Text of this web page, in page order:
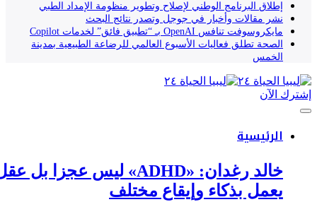
إطلاق البرنامج الوطني لإصلاح وتطوير منظومة الإمداد الطبي
نشر مقالات وأخبار في جوجل وتصدر نتائج البحث
مايكروسوفت تنافس OpenAI بـ “تطبيق فائق” لخدمات Copilot
الصحة تطلق فعاليات الأسبوع العالمي للرضاعة الطبيعية بمدينة
الخمس
إشترك الآن
الرئيسية
خالد رغدان: «ADHD» ليس عجزا بل عقل
يعمل بذكاء وإيقاع مختلف